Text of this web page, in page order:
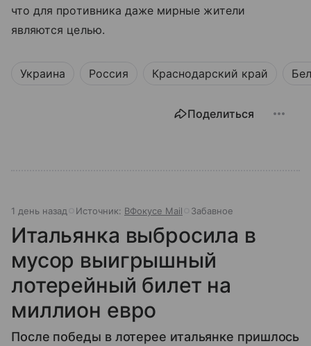
что для противника даже мирные жители
являются целью.
Украина Россия Краснодарский край
Поделиться
1 день назад Источник: ВФокусе Mail Забавное
Итальянка выбросила в
мусор выигрышный
лотерейный билет на
миллион евро
После победы в лотерее итальянке пришлось